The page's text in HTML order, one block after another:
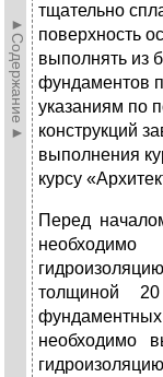
►Содержание►
тщательно
поверхность
выполнять из
фундаментов
указаниям по
конструкций
выполнения
курсу
Перед
толщиной
необходимо